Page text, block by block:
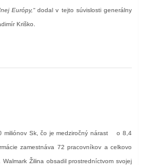
Európy,“dodal v tejto súvislosti generálny
Kriško.
Sk, čo je medziročný nárast o 8,4
zamestnáva 72 pracovníkov a celkovo
Žilina obsadil prostredníctvom svojej